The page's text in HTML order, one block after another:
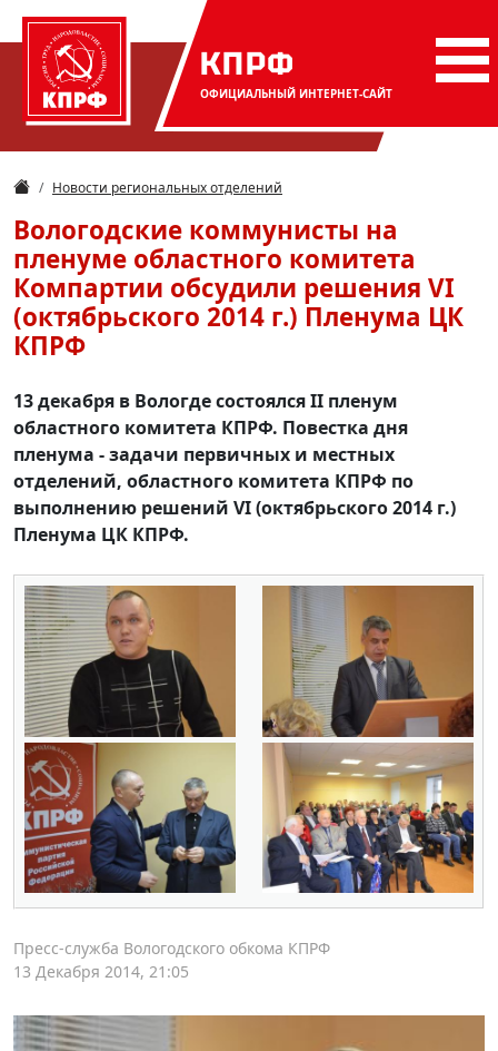
КПРФ
ОФИЦИАЛЬНЫЙ ИНТЕРНЕТ-САЙТ
Новости региональных отделений
Вологодские коммунисты на
пленуме областного комитета
Компартии обсудили решения VI
(октябрьского 2014 г.) Пленума ЦК
КПРФ
13 декабря в Вологде состоялся II пленум
областного комитета КПРФ. Повестка дня
пленума - задачи первичных и местных
отделений, областного комитета КПРФ по
выполнению решений VI (октябрьского 2014 г.)
Пленума ЦК КПРФ.
Пресс-служба Вологодского обкома КПРФ
13 Декабря 2014, 21:05